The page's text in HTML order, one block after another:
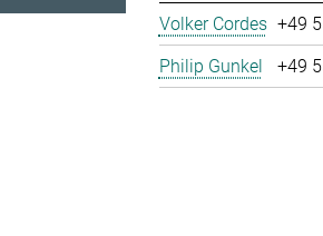
Volker Cordes +49
Philip Gunkel
+49